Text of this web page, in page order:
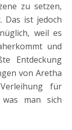
zu setzen,
Das ist jedoch
weil es
und
Entdeckung
von Aretha
für
man sich